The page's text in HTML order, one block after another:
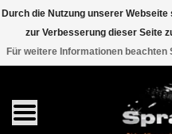
EUR
Gallonen
Durch die Nutzung unserer
zur Verbesserung dieser Seite
Für weitere Informationen